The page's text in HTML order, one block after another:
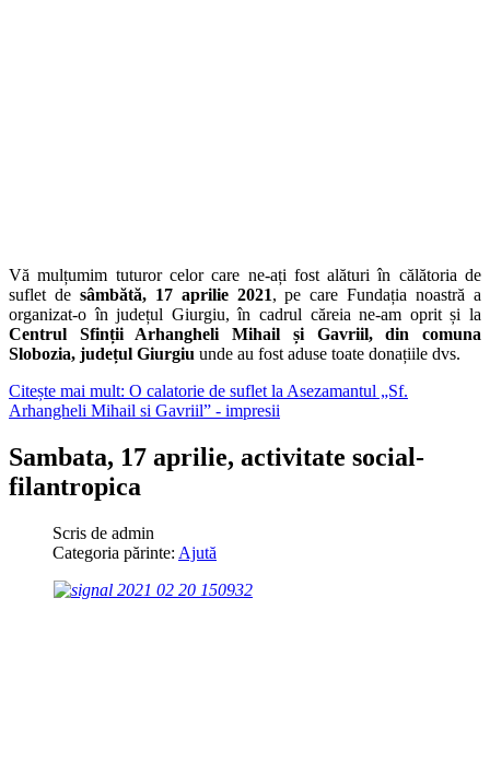
Vă mulțumim tuturor celor care ne-ați fost alături în călătoria de
suflet de sâmbătă, 17 aprilie 2021, pe care Fundația noastră a
organizat-o în județul Giurgiu, în cadrul căreia ne-am oprit și la
Centrul Sfinții Arhangheli Mihail și Gavriil, din comuna
Slobozia, județul Giurgiu unde au fost aduse toate donațiile dvs.
Citește mai mult: O calatorie de suflet la Asezamantul „Sf.
Arhangheli Mihail si Gavriil” - impresii
Sambata, 17 aprilie, activitate social-
filantropica
Scris de admin
Categoria părinte: Ajută